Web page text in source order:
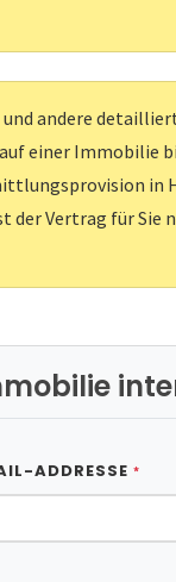
andere
einer Immobilie
in
Vertrag für
ADDRESSE *